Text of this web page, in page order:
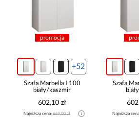
promocja
+52
Szafa Marbella I 100
biały/kaszmir
602,10 zł
Najniższa cena: 669,00 zł
Szafa
Najniższa